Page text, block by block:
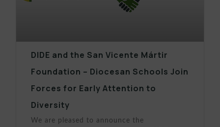
DIDE and the San Vicente Mártir
Foundation – Diocesan Schools Join
Forces for Early Attention to
Diversity
We are pleased to announce the